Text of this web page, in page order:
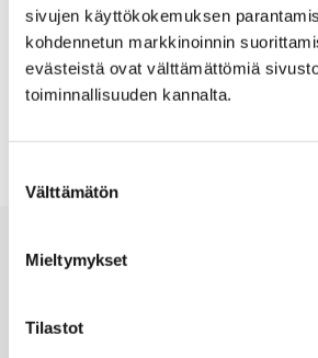
sivujen käyttökokemuksen
kohdennetun markkinoinnin
evästeistä ovat välttämättömiä
toiminnallisuuden kannalta.
valinta
Välttämätön
Mieltymykset
Tilastot
21.03.1987 – 07.04.1987
Room: Upstairs